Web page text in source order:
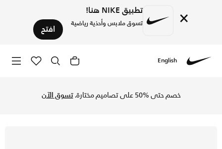
× تطبيق NIKE هنا!
تسوق ملابس وأحذية رياضية افتح
English
خصم حتى %50 على تصاميم مختارة. تسوق الآن